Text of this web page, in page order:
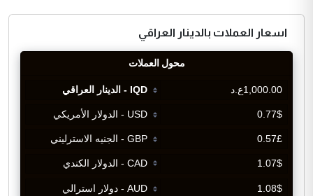
اسعار العملات بالدينار العراقي